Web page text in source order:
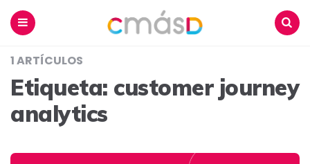
1 ARTÍCULOS
Etiqueta: customer journey
analytics